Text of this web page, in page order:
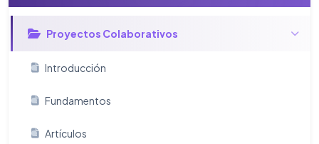
Proyectos Colaborativos
Introducción
Fundamentos
Artículos